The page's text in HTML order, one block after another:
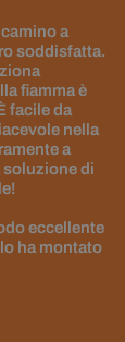
a
soddisfatta.
fiamma è
facile da
nella
a
soluzione di
eccellente
ha montato